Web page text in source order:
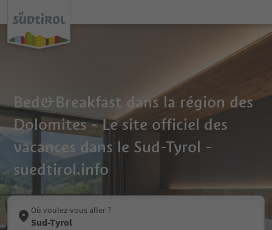
Bed&Breakfast dans la région des
Dolomites - Le site officiel des
vacances dans le Sud-Tyrol -
suedtirol.info
Où voulez-vous aller ?
Sud-Tyrol